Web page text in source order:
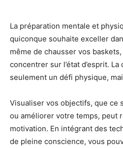
La préparation mentale et
quiconque souhaite exceller
même de chausser vos
concentrer sur l’état d’esprit. La
seulement un défi physique,
Visualiser vos objectifs, que ce
ou améliorer votre temps, peut
motivation. En intégrant des
de pleine conscience, vous